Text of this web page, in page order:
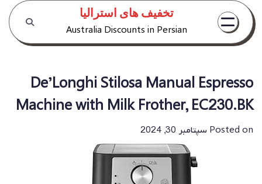
Skip
to
content
تخفیف های استرالیا
Australia Discounts in Persian
De’Longhi Stilosa Manual Espresso
Machine with Milk Frother, EC230.BK
Posted on سپتامبر 30, 2024